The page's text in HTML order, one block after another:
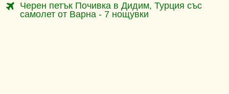
Черен петък Почивка в Дидим, Турция със
самолет от Варна - 7 нощувки